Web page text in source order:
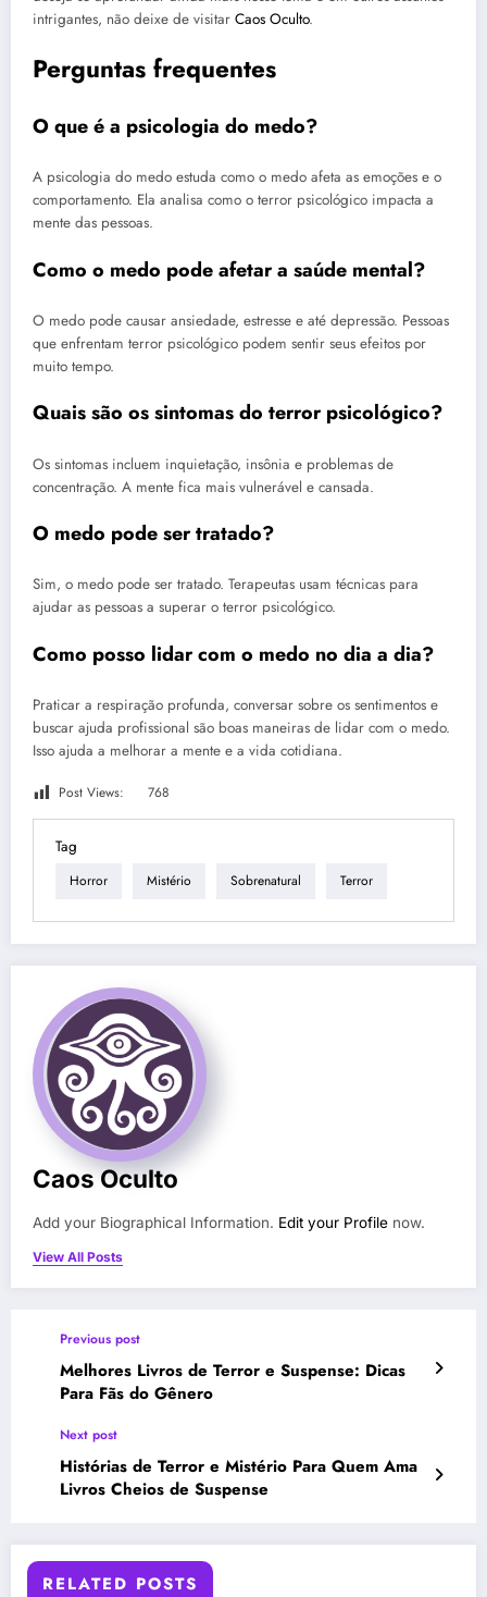
intrigantes, não deixe de visitar Caos Oculto.
Perguntas frequentes
O que é a psicologia do medo?
A psicologia do medo estuda como o medo afeta as emoções e o
comportamento. Ela analisa como o terror psicológico impacta a
mente das pessoas.
Como o medo pode afetar a saúde mental?
O medo pode causar ansiedade, estresse e até depressão. Pessoas
que enfrentam terror psicológico podem sentir seus efeitos por
muito tempo.
Quais são os sintomas do terror psicológico?
Os sintomas incluem inquietação, insônia e problemas de
concentração. A mente fica mais vulnerável e cansada.
O medo pode ser tratado?
Sim, o medo pode ser tratado. Terapeutas usam técnicas para
ajudar as pessoas a superar o terror psicológico.
Como posso lidar com o medo no dia a dia?
Praticar a respiração profunda, conversar sobre os sentimentos e
buscar ajuda profissional são boas maneiras de lidar com o medo.
Isso ajuda a melhorar a mente e a vida cotidiana.
Post Views: 768
Tag
Horror Mistério Sobrenatural Terror
Caos Oculto
Add your Biographical Information. Edit your Profile now.
View All Posts
Previous post
Melhores Livros de Terror e Suspense: Dicas
Para Fãs do Gênero
Next post
Histórias de Terror e Mistério Para Quem Ama
Livros Cheios de Suspense
RELATED POSTS